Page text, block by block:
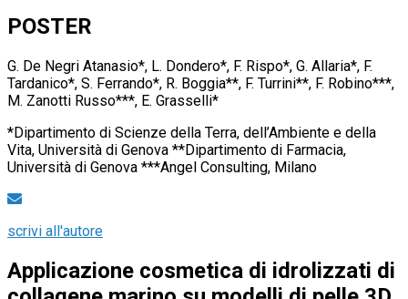
POSTER
G. De Negri Atanasio*, L. Dondero*, F. Rispo*, G. Allaria*, F.
Tardanico*, S. Ferrando*, R. Boggia**, F. Turrini**, F. Robino***,
M. Zanotti Russo***, E. Grasselli*
*Dipartimento di Scienze della Terra, dell’Ambiente e della
Vita, Università di Genova **Dipartimento di Farmacia,
Università di Genova ***Angel Consulting, Milano
scrivi all'autore
Applicazione cosmetica di idrolizzati di